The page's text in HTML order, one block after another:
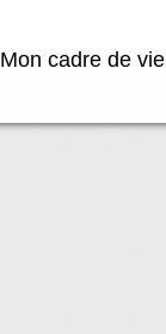
Mon cadre de vie